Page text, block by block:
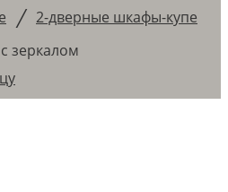
/ 2-дверные шкафы-купе
зеркалом